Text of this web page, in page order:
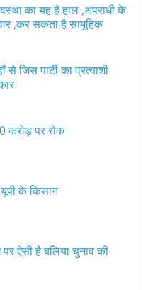
का यह है हाल ,अपराधी के
,कर सकता है सामूहिक
जिस पार्टी का प्रत्याशी
करोड़ पर रोक
के किसान
ऐसी है बलिया चुनाव की